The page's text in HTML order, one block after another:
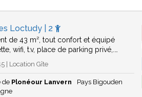
Loctudy | 2
de 43 m², tout confort et équipé
wifi, t.v, place de parking privé,.…
| Location Gîte
de Plonéour Lanvern
Pays Bigouden